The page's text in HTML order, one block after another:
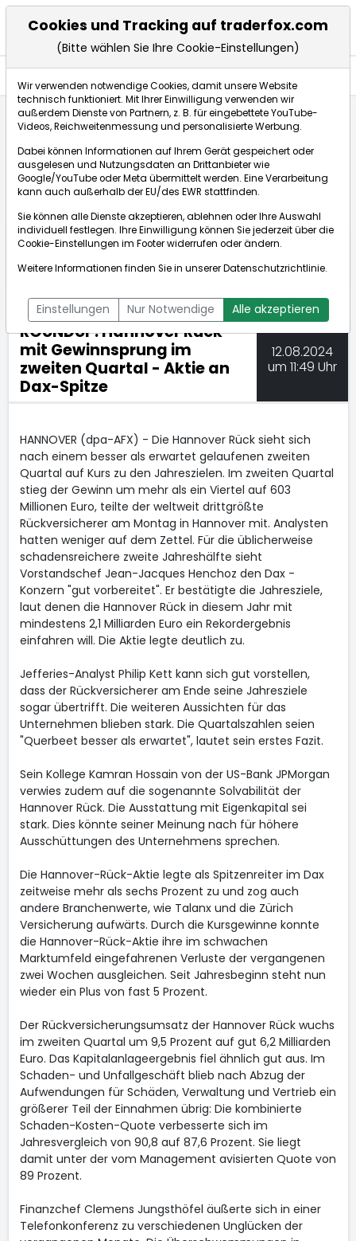
ROUNDUP: Hannover Rück mit Gewinnsprung im zweite...
dpa-AFX Compact
ÜBERSICHT DPA-AFX PROFEED
DPA-AFX COMPACT
NEWSBOT
ROUNDUP: Hannover Rück
mit Gewinnsprung im
zweiten Quartal - Aktie an
Dax-Spitze
12.08.2024
um 11:49 Uhr
HANNOVER (dpa-AFX) - Die Hannover Rück sieht sich
nach einem besser als erwartet gelaufenen zweiten
Quartal auf Kurs zu den Jahreszielen. Im zweiten Quartal
stieg der Gewinn um mehr als ein Viertel auf 603
Millionen Euro, teilte der weltweit drittgrößte
Rückversicherer am Montag in Hannover mit. Analysten
hatten weniger auf dem Zettel. Für die üblicherweise
schadensreichere zweite Jahreshälfte sieht
Vorstandschef Jean-Jacques Henchoz den Dax -
Konzern "gut vorbereitet". Er bestätigte die Jahresziele,
laut denen die Hannover Rück in diesem Jahr mit
mindestens 2,1 Milliarden Euro ein Rekordergebnis
einfahren will. Die Aktie legte deutlich zu.
Jefferies-Analyst Philip Kett kann sich gut vorstellen,
dass der Rückversicherer am Ende seine Jahresziele
sogar übertrifft. Die weiteren Aussichten für das
Unternehmen blieben stark. Die Quartalszahlen seien
"Querbeet besser als erwartet", lautet sein erstes Fazit.
Sein Kollege Kamran Hossain von der US-Bank JPMorgan
verwies zudem auf die sogenannte Solvabilität der
Hannover Rück. Die Ausstattung mit Eigenkapital sei
stark. Dies könnte seiner Meinung nach für höhere
Ausschüttungen des Unternehmens sprechen.
Die Hannover-Rück-Aktie legte als Spitzenreiter im Dax
zeitweise mehr als sechs Prozent zu und zog auch
andere Branchenwerte, wie Talanx und die Zürich
Versicherung aufwärts. Durch die Kursgewinne konnte
die Hannover-Rück-Aktie ihre im schwachen
Marktumfeld eingefahrenen Verluste der vergangenen
zwei Wochen ausgleichen. Seit Jahresbeginn steht nun
wieder ein Plus von fast 5 Prozent.
Der Rückversicherungsumsatz der Hannover Rück wuchs
im zweiten Quartal um 9,5 Prozent auf gut 6,2 Milliarden
Euro. Das Kapitalanlageergebnis fiel ähnlich gut aus. Im
Schaden- und Unfallgeschäft blieb nach Abzug der
Aufwendungen für Schäden, Verwaltung und Vertrieb ein
größerer Teil der Einnahmen übrig: Die kombinierte
Schaden-Kosten-Quote verbesserte sich im
Jahresvergleich von 90,8 auf 87,6 Prozent. Sie liegt
damit unter der vom Management avisierten Quote von
89 Prozent.
Finanzchef Clemens Jungsthöfel äußerte sich in einer
Telefonkonferenz zu verschiedenen Unglücken der
Cookies und Tracking auf traderfox.com
(Bitte wählen Sie Ihre Cookie-Einstellungen)
Wir verwenden notwendige Cookies, damit unsere Website
technisch funktioniert. Mit Ihrer Einwilligung verwenden wir
außerdem Dienste von Partnern, z. B. für eingebettete YouTube-
Videos, Reichweitenmessung und personalisierte Werbung.
Dabei können Informationen auf Ihrem Gerät gespeichert oder
ausgelesen und Nutzungsdaten an Drittanbieter wie
Google/YouTube oder Meta übermittelt werden. Eine Verarbeitung
kann auch außerhalb der EU/des EWR stattfinden.
Sie können alle Dienste akzeptieren, ablehnen oder Ihre Auswahl
individuell festlegen. Ihre Einwilligung können Sie jederzeit über die
Cookie-Einstellungen im Footer widerrufen oder ändern.
Weitere Informationen finden Sie in unsererDatenschutzrichtlinie.
Einstellungen Nur Notwendige Alle akzeptieren